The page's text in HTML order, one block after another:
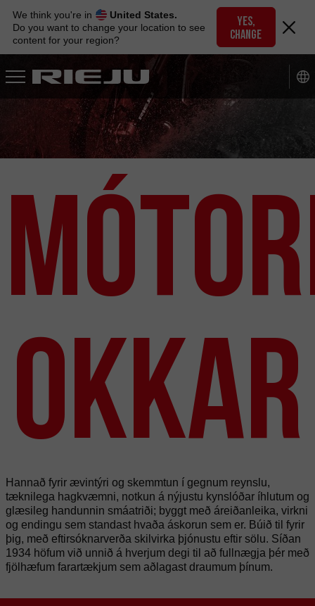
navigation
content
We think you're in
United States.
Do you want to change your location to see
content for your region?
YES,
CHANGE
okkar
Hannað fyrir ævintýri og skemmtun í gegnum reynslu,
tæknilega hagkvæmni, notkun á nýjustu kynslóðar íhlutum og
glæsileg handunnin smáatriði; byggt með áreiðanleika, virkni
og endingu sem standast hvaða áskorun sem er. Búið til fyrir
þig, með eftirsóknarverða skilvirka þjónustu eftir sölu. Síðan
1934 höfum við unnið á hverjum degi til að fullnægja þér með
fjölhæfum farartækjum sem aðlagast draumum þínum.